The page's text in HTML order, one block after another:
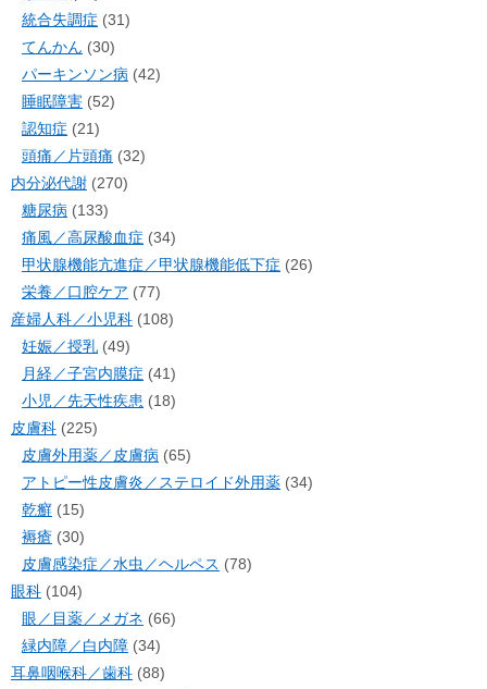
統合失調症 (31)
てんかん (30)
パーキンソン病 (42)
睡眠障害 (52)
認知症 (21)
頭痛／片頭痛 (32)
内分泌代謝 (270)
糖尿病 (133)
痛風／高尿酸血症 (34)
甲状腺機能亢進症／甲状腺機能低下症 (26)
栄養／口腔ケア (77)
産婦人科／小児科 (108)
妊娠／授乳 (49)
月経／子宮内膜症 (41)
小児／先天性疾患 (18)
皮膚科 (225)
皮膚外用薬／皮膚病 (65)
アトピー性皮膚炎／ステロイド外用薬 (34)
乾癬 (15)
褥瘡 (30)
皮膚感染症／水虫／ヘルペス (78)
眼科 (104)
眼／目薬／メガネ (66)
緑内障／白内障 (34)
耳鼻咽喉科／歯科 (88)